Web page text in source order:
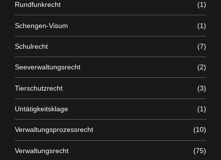
Rundfunkrecht (1)
Schengen-Visum (1)
Schulrecht (7)
Seeverwaltungsrecht (2)
Tierschutzrecht (3)
Untätigkeitsklage (1)
Verwaltungsprozessrecht (10)
Verwaltungsrecht (75)